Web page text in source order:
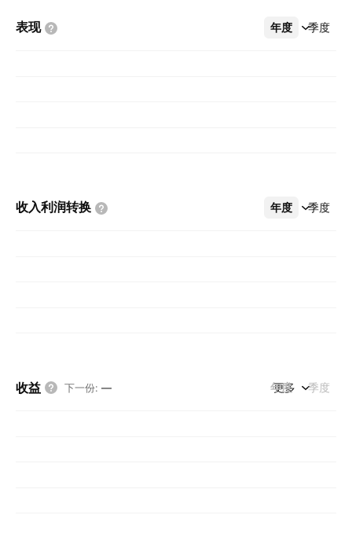
表现 年度 季度
更多
收入利润转换 年度 季度
更多
收益 下一份: — 年度 季度
更多